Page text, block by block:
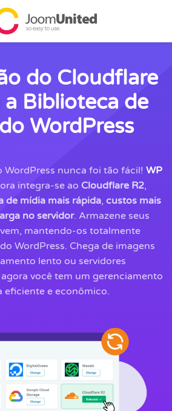
principal
do Cloudflare
a Biblioteca de
WordPress
WordPress nunca foi tão fácil! WP
integra-se ao Cloudflare R2,
de mídia mais rápida, custos mais
no servidor. Armazene seus
mantendo-os totalmente
WordPress. Chega de imagens
lento ou servidores
você tem um gerenciamento
eficiente e econômico.